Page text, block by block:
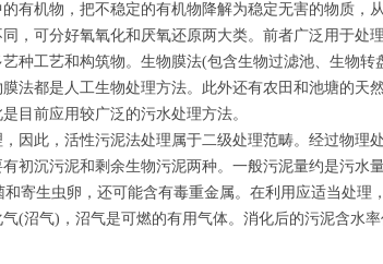
有机物，把不稳定的有机物降解为稳定无害的物质，
，可分好氧氧化和厌氧还原两大类。前者广泛用于处
种工艺和构筑物。生物膜法(包含生物过滤池、生物转
法都是人工生物处理方法。此外还有农田和池塘的天
目前应用较广泛的污水处理方法。
因此，活性污泥法处理属于二级处理范畴。经过物理
初沉污泥和剩余生物污泥两种。一般污泥量约是污水
寄生虫卵，还可能含有毒重金属。在利用应适当处理
(沼气)，沼气是可燃的有用气体。消化后的污泥含水率